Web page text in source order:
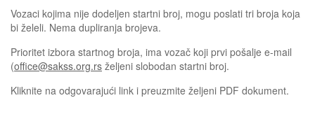
Vozaci kojima nije dodeljen startni broj, mogu poslati tri broja koja
bi želeli. Nema dupliranja brojeva.
Prioritet izbora startnog broja, ima vozač koji prvi pošalje e-mail
(office@sakss.org.rs željeni slobodan startni broj.
Kliknite na odgovarajući link i preuzmite željeni PDF dokument.